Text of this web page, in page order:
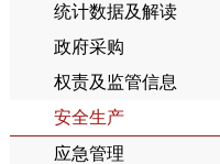
统计数据及解读
政府采购
权责及监管信息
安全生产
应急管理